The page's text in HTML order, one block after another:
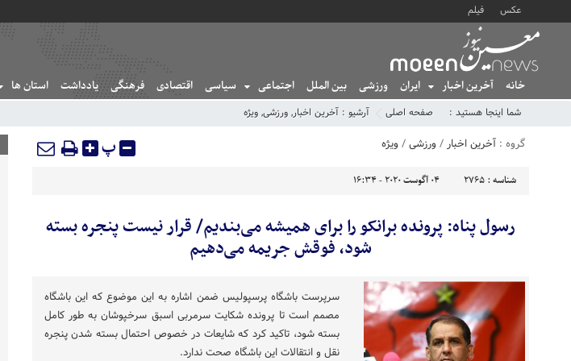
عکس فیلم
خانه آخرین اخبار ایران ورزشی بین الملل اجتماعی سیاسی اقتصادی فرهنگی یادداشت استان ها
شما اینجا هستید : صفحه اصلی آرشیو : آخرین اخبار, ورزشی, ویژه
گروه : آخرین اخبار/ ورزشی/ ویژه پ
شناسه : 2765 04 آگوست 2020 - 16:34
رسول پناه: پرونده برانکو را برای همیشه می‌بندیم/ قرار نیست پنجره بسته
شود، فوقش جریمه می‌دهیم
سرپرست باشگاه پرسپولیس ضمن اشاره به این موضوع که این باشگاه
مصمم است تا پرونده شکایت سرمربی اسبق سرخپوشان به طور کامل
بسته شود، تاکید کرد که شایعات در خصوص احتمال بسته شدن پنجره
نقل و انتقالات این باشگاه صحت ندارد.